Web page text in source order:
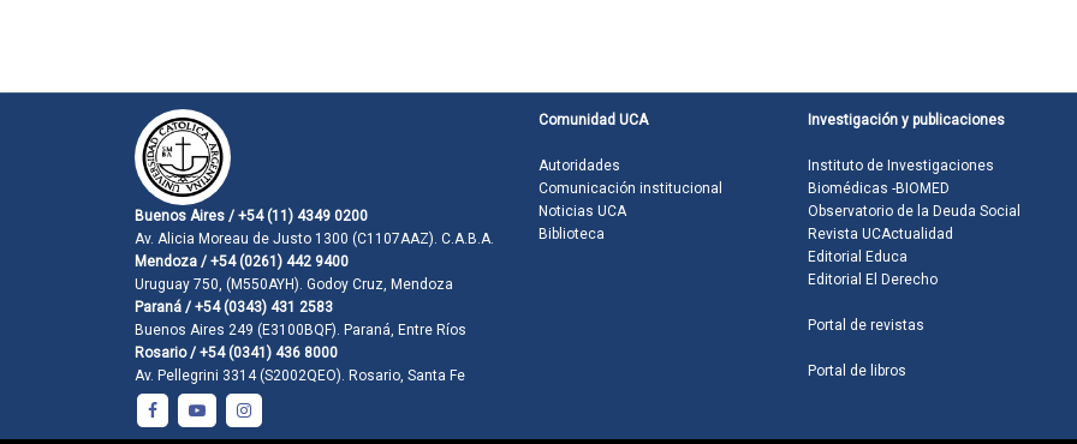
Buenos Aires / +54 (11) 4349 0200
Av. Alicia Moreau de Justo 1300 (C1107AAZ). C.A.B.A.
Mendoza / +54 (0261) 442 9400
Uruguay 750, (M550AYH). Godoy Cruz, Mendoza
Paraná / +54 (0343) 431 2583
Buenos Aires 249 (E3100BQF). Paraná, Entre Ríos
Rosario / +54 (0341) 436 8000
Av. Pellegrini 3314 (S2002QEO). Rosario, Santa Fe
Comunidad UCA
Autoridades
Comunicación institucional
Noticias UCA
Biblioteca
Investigación y publicaciones
Instituto de Investigaciones
Biomédicas -BIOMED
Observatorio de la Deuda Social
Revista UCActualidad
Editorial Educa
Editorial El Derecho
Portal de revistas
Portal de libros